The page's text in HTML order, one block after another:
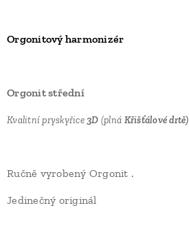
Orgonitový harmonizér
Orgonit střední
Kvalitní pryskyřice3D (plná Křišťálové drtě)
Ručně vyrobený Orgonit .
Jedinečný originál